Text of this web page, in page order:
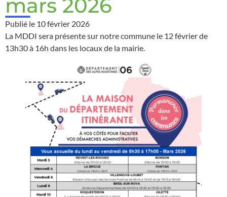
mars 2026
Publié le 10 février 2026
La MDDI sera présente sur notre commune le 12 février de
13h30 à 16h dans les locaux de la mairie.